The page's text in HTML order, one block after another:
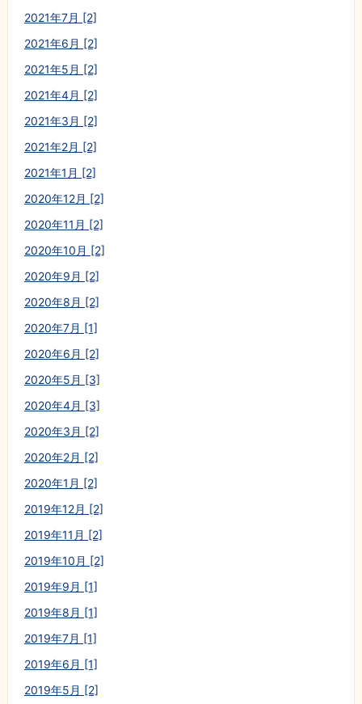
2021年7月 [2]
2021年6月 [2]
2021年5月 [2]
2021年4月 [2]
2021年3月 [2]
2021年2月 [2]
2021年1月 [2]
2020年12月 [2]
2020年11月 [2]
2020年10月 [2]
2020年9月 [2]
2020年8月 [2]
2020年7月 [1]
2020年6月 [2]
2020年5月 [3]
2020年4月 [3]
2020年3月 [2]
2020年2月 [2]
2020年1月 [2]
2019年12月 [2]
2019年11月 [2]
2019年10月 [2]
2019年9月 [1]
2019年8月 [1]
2019年7月 [1]
2019年6月 [1]
2019年5月 [2]